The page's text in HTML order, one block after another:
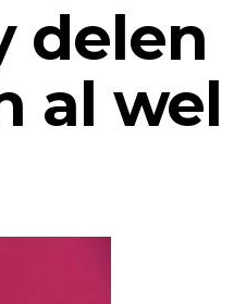
delen
al wel